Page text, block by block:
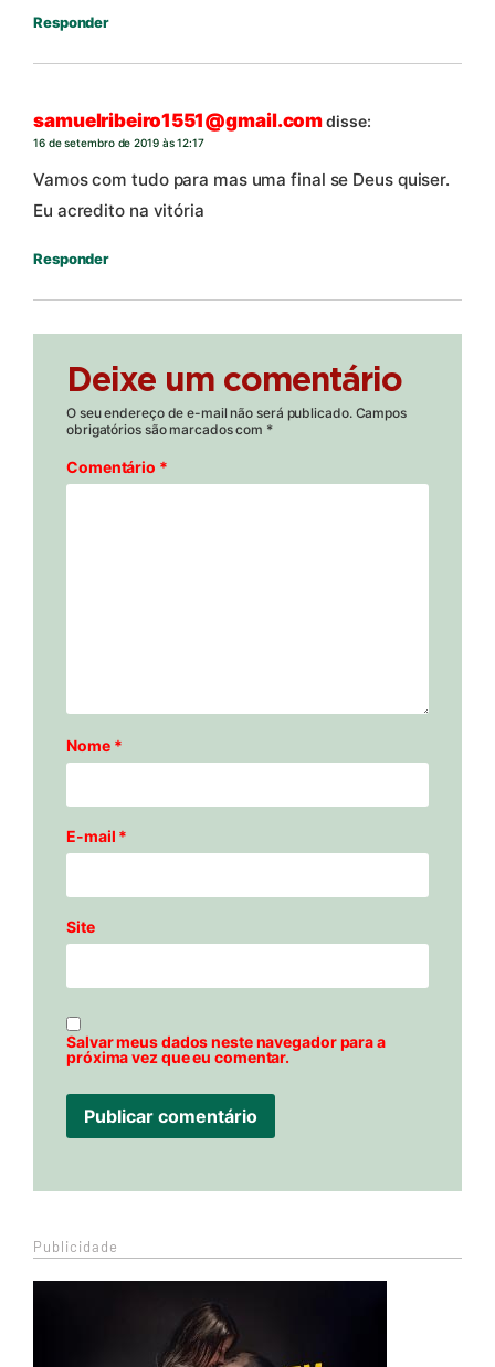
Responder
samuelribeiro1551@gmail.comdisse:
16 de setembro de 2019 às 12:17
Vamos com tudo para mas uma final se Deus quiser.
Eu acredito na vitória
Responder
Deixe um comentário
O seu endereço de e-mail não será publicado. Campos
obrigatórios são marcados com *
Comentário *
Nome *
E-mail *
Site
Salvar meus dados neste navegador para a
próxima vez que eu comentar.
Publicidade